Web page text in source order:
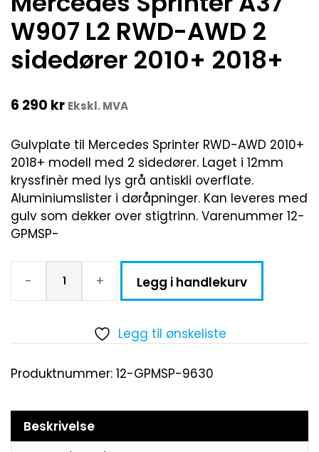
W907 L2 RWD-AWD 2
sidedører 2010+ 2018+
6 290 kr Ekskl. MVA
Gulvplate til Mercedes Sprinter RWD-AWD 2010+
2018+ modell med 2 sidedører. Laget i 12mm
kryssfinèr med lys grå antiskli overflate.
Aluminiumslister i døråpninger. Kan leveres med
gulv som dekker over stigtrinn. Varenummer 12-
GPMSP-
- + Legg i handlekurv
Legg til ønskeliste
Produktnummer: 12-GPMSP-9630
Beskrivelse